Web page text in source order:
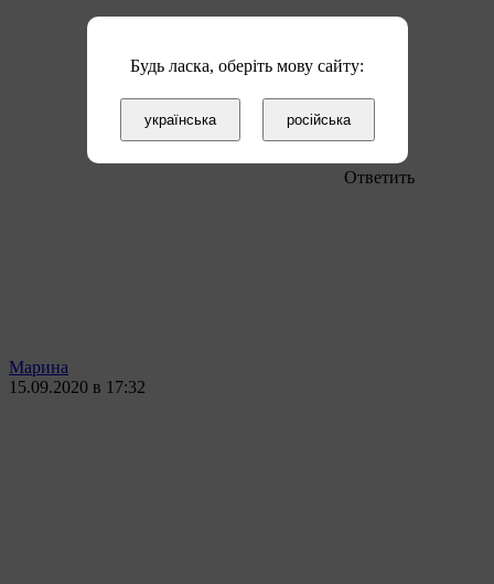
Ответить
Марина
15.09.2020 в 17:32
Будь ласка, оберіть мову сайту:
українська російська